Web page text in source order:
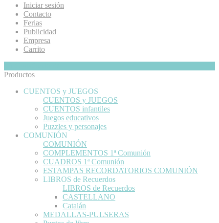
Iniciar sesión
Contacto
Ferias
Publicidad
Empresa
Carrito
Productos
CUENTOS y JUEGOS
CUENTOS y JUEGOS
CUENTOS infantiles
Juegos educativos
Puzzles y personajes
COMUNIÓN
COMUNIÓN
COMPLEMENTOS 1ª Comunión
CUADROS 1ª Comunión
ESTAMPAS RECORDATORIOS COMUNIÓN
LIBROS de Recuerdos
LIBROS de Recuerdos
CASTELLANO
Catalán
MEDALLAS-PULSERAS